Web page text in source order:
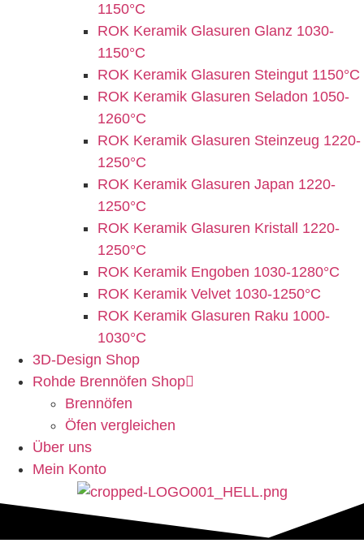
1150°C
ROK Keramik Glasuren Glanz 1030-
1150°C
ROK Keramik Glasuren Steingut 1150°C
ROK Keramik Glasuren Seladon 1050-
1260°C
ROK Keramik Glasuren Steinzeug 1220-
1250°C
ROK Keramik Glasuren Japan 1220-
1250°C
ROK Keramik Glasuren Kristall 1220-
1250°C
ROK Keramik Engoben 1030-1280°C
ROK Keramik Velvet 1030-1250°C
ROK Keramik Glasuren Raku 1000-
1030°C
3D-Design Shop
Rohde Brennöfen Shop
Brennöfen
Öfen vergleichen
Über uns
Mein Konto